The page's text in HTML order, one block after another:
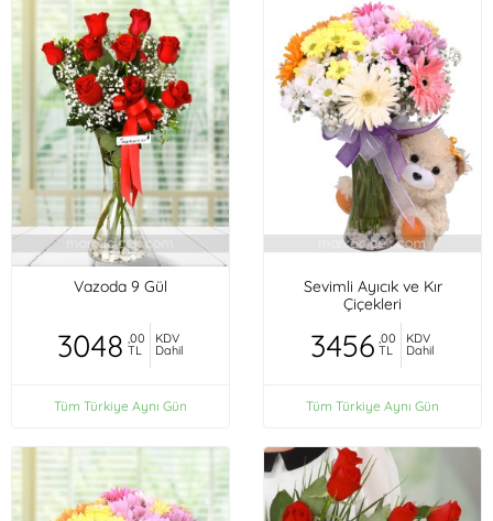
Vazoda 9 Gül
3048 ,00
TL
KDV
Dahil
Tüm Türkiye Aynı Gün
Sevimli Ayıcık ve Kır
Çiçekleri
3456 ,00
TL
KDV
Dahil
Tüm Türkiye Aynı Gün